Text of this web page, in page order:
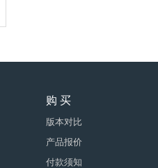
购 买
版本对比
产品报价
付款须知